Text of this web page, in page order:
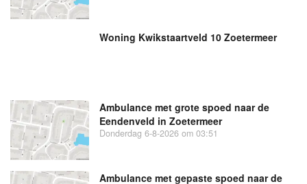
Woning Kwikstaartveld 10 Zoetermeer
Ambulance met grote spoed naar de
Eendenveld in Zoetermeer
Donderdag 6-8-2026 om 03:51
Ambulance met gepaste spoed naar de